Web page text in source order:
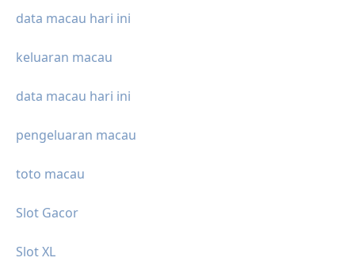
data macau hari ini
keluaran macau
data macau hari ini
pengeluaran macau
toto macau
Slot Gacor
Slot XL